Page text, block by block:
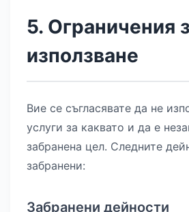
5. Ограничения
използване
Вие се съгласявате да не
услуги за каквато и да е
забранена цел. Следните
забранени:
Забранени дейности